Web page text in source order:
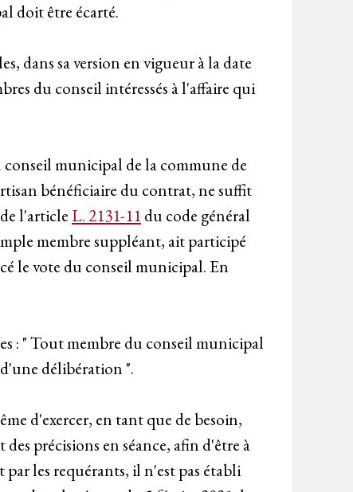
doit être écarté.
dans sa version en vigueur à la date
du conseil intéressés à l'affaire qui
municipal de la commune de
bénéficiaire du contrat, ne suffit
l'article L. 2131-11du code général
membre suppléant, ait participé
le vote du conseil municipal. En
: " Tout membre du conseil municipal
délibération ".
d'exercer, en tant que de besoin,
précisions en séance, afin d'être à
les requérants, il n'est pas établi